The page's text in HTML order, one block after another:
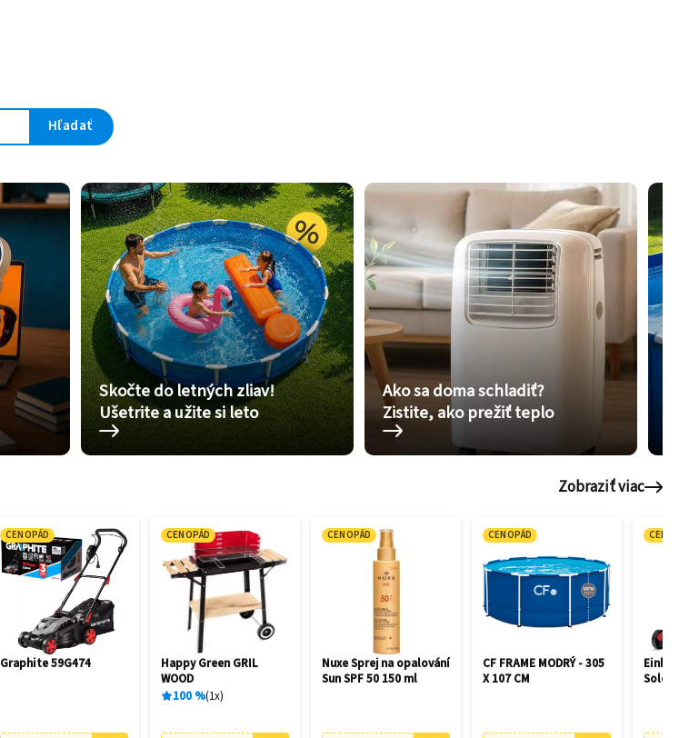
Hľadať
Skočte do letných zliav!
Ušetrite a užite si leto
Ako sa doma schladiť?
Zistite, ako prežiť teplo
Zobraziť viac
CENOPÁD
Graphite 59G474
CENOPÁD
Happy Green GRIL
WOOD
100 % 1x
CENOPÁD
Nuxe Sprej na opalování
Sun SPF 50 150 ml
CENOPÁD
CF FRAME MODRÝ - 305
X 107 CM
CENOPÁD
Einhell
Solo